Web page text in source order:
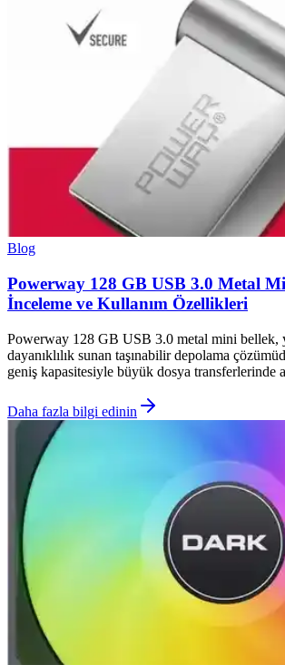
Blog
Powerway 128 GB USB 3.0 Metal
İnceleme ve Kullanım Özellikleri
Powerway 128 GB USB 3.0 metal mini bellek,
dayanıklılık sunan taşınabilir depolama
geniş kapasitesiyle büyük dosya transferlerinde
Daha fazla bilgi edinin